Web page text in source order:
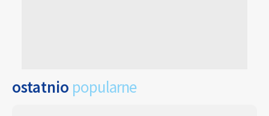
ostatnio popularne